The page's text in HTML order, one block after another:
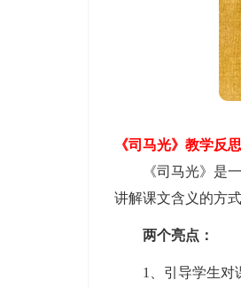
《司马光》教学反
《司马光》是一
讲解课文含义的方
两个亮点：
1、引导学生对课